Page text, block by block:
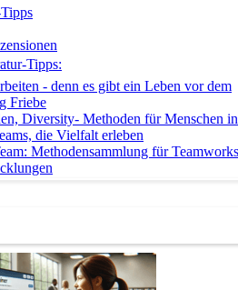
Tipps:
- denn es gibt ein Leben vor dem
Friebe
Diversity- Methoden für Menschen in
die Vielfalt erleben
Methodensammlung für